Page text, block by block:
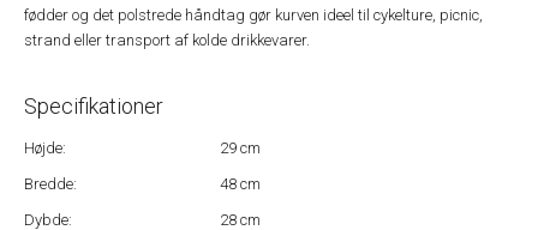
fødder og det polstrede håndtag gør kurven ideel til cykelture, picnic,
strand eller transport af kolde drikkevarer.
Specifikationer
Højde:
29 cm
Bredde:
48 cm
Dybde:
28 cm